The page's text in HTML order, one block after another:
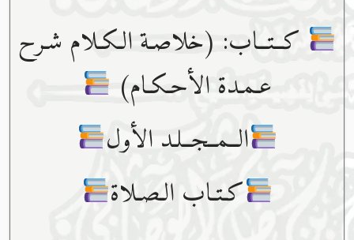
كــتــاب: (خلاصـة الـكـلام شـرح
عـمـدة الأحـكـام)
الــمــجــلـد الأول
كـتـاب الـصـلاة